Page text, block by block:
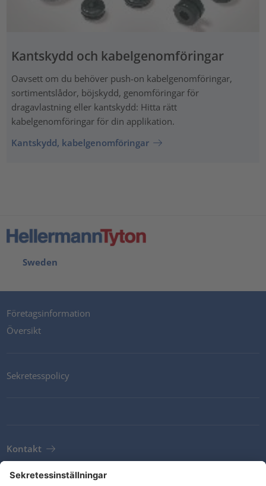
Kantskydd och kabelgenomföringar
Oavsett om du behöver push-on kabelgenomföringar,
sortimentslådor, böjskydd, genomföringar för
dragavlastning eller kantskydd: Hitta rätt
kabelgenomföringar för din applikation.
Kantskydd, kabelgenomföringar
Sweden
Företagsinformation
Översikt
Sekretesspolicy
Kontakt